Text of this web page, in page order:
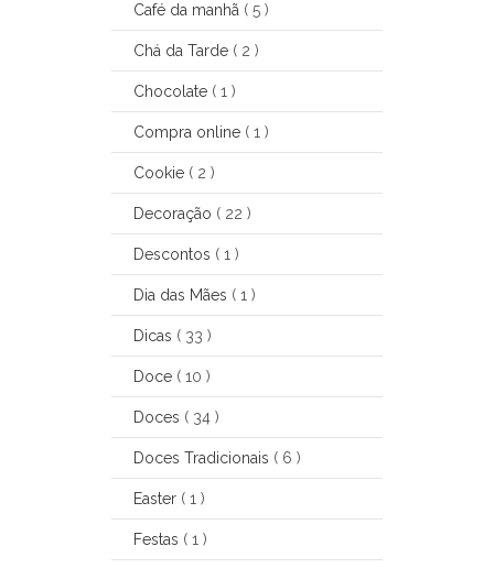
Café da manhã ( 5 )
Chá da Tarde ( 2 )
Chocolate ( 1 )
Compra online ( 1 )
Cookie ( 2 )
Decoração ( 22 )
Descontos ( 1 )
Dia das Mães ( 1 )
Dicas ( 33 )
Doce ( 10 )
Doces ( 34 )
Doces Tradicionais ( 6 )
Easter ( 1 )
Festas ( 1 )